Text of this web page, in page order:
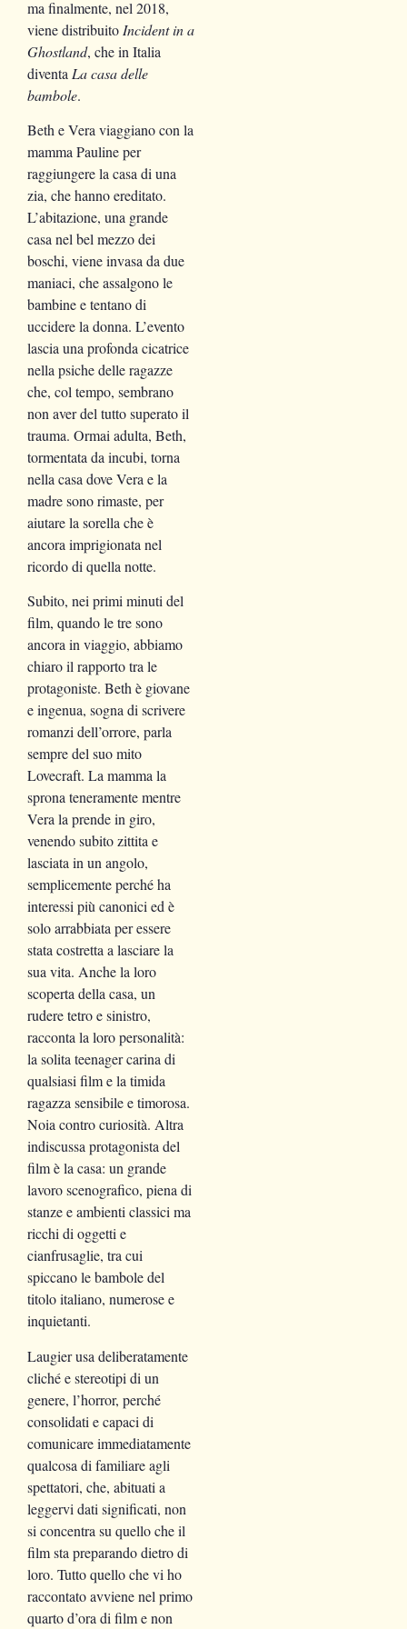
ma finalmente, nel 2018,
viene distribuito Incident in a
Ghostland, che in Italia
diventa La casa delle
bambole.
Beth e Vera viaggiano con la
mamma Pauline per
raggiungere la casa di una
zia, che hanno ereditato.
L’abitazione, una grande
casa nel bel mezzo dei
boschi, viene invasa da due
maniaci, che assalgono le
bambine e tentano di
uccidere la donna. L’evento
lascia una profonda cicatrice
nella psiche delle ragazze
che, col tempo, sembrano
non aver del tutto superato il
trauma. Ormai adulta, Beth,
tormentata da incubi, torna
nella casa dove Vera e la
madre sono rimaste, per
aiutare la sorella che è
ancora imprigionata nel
ricordo di quella notte.
Subito, nei primi minuti del
film, quando le tre sono
ancora in viaggio, abbiamo
chiaro il rapporto tra le
protagoniste. Beth è giovane
e ingenua, sogna di scrivere
romanzi dell’orrore, parla
sempre del suo mito
Lovecraft. La mamma la
sprona teneramente mentre
Vera la prende in giro,
venendo subito zittita e
lasciata in un angolo,
semplicemente perché ha
interessi più canonici ed è
solo arrabbiata per essere
stata costretta a lasciare la
sua vita. Anche la loro
scoperta della casa, un
rudere tetro e sinistro,
racconta la loro personalità:
la solita teenager carina di
qualsiasi film e la timida
ragazza sensibile e timorosa.
Noia contro curiosità. Altra
indiscussa protagonista del
film è la casa: un grande
lavoro scenografico, piena di
stanze e ambienti classici ma
ricchi di oggetti e
cianfrusaglie, tra cui
spiccano le bambole del
titolo italiano, numerose e
inquietanti.
Laugier usa deliberatamente
cliché e stereotipi di un
genere, l’horror, perché
consolidati e capaci di
comunicare immediatamente
qualcosa di familiare agli
spettatori, che, abituati a
leggervi dati significati, non
si concentra su quello che il
film sta preparando dietro di
loro. Tutto quello che vi ho
raccontato avviene nel primo
quarto d’ora di film e non